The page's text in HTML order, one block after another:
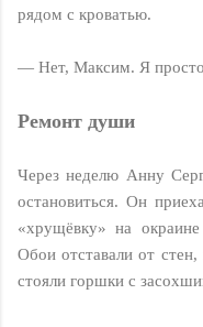
рядом с кроватью.
— Нет, Максим. Я
Peмoнт дyши
Через неделю Анну
остановиться. Он
«хрущёвку» на
Обои отставали от
стояли горшки с